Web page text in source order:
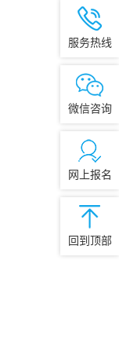
服务热线
微信咨询
网上报名
回到顶部